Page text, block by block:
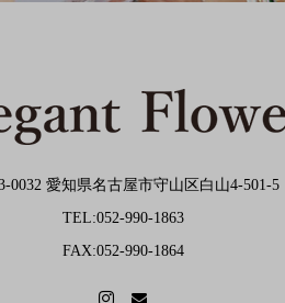
0032 愛知県名古屋市守山区白山4-501-5
TEL:052-990-1863
FAX:052-990-1864